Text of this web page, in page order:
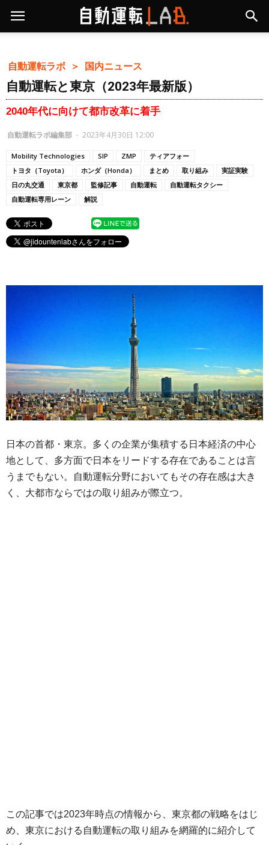
自動運転ラボ ＞ 国内ニュース
自動運転と東京（2023年最新版）
2040年代に向けて都市改革に着手
自動運転ラボ編集部 - 2023年4月30日 12:00
Mobility Technologies SIP ZMP
ティアフォー
トヨタ（Toyota）
ホンダ（Honda） まとめ 取り組み
実証実験
日の丸交通
東京都 監修記事 自動運転
自動運転タクシー
自動運転専用レーン
解説
日本の首都・東京。多くの企業が集積する日本経済の中心
地として、多方面で日本をリードする存在であることは言
うまでもない。自動運転分野においてもその存在感は大き
く、大都市ならではの取り組みが際立つ。
この記事では2023年時点の情報から、東京都の戦略をはじ
め、東京における自動運転の取り組みを網羅的に紹介して